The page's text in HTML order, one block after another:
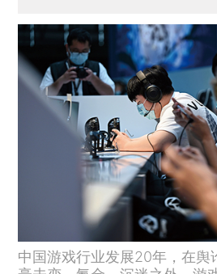
中国游戏行业发展20年，在舆